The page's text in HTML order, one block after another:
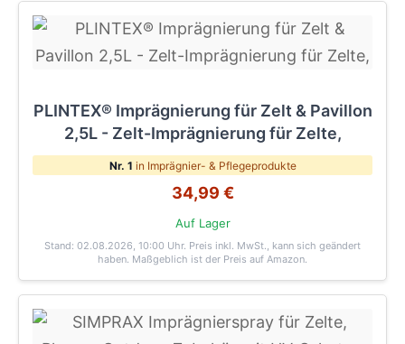
PLINTEX® Imprägnierung für Zelt & Pavillon
2,5L - Zelt-Imprägnierung für Zelte,
Nr. 1 in Imprägnier- & Pflegeprodukte
34,99 €
Auf Lager
Stand: 02.08.2026, 10:00 Uhr. Preis inkl. MwSt., kann sich geändert
haben. Maßgeblich ist der Preis auf Amazon.